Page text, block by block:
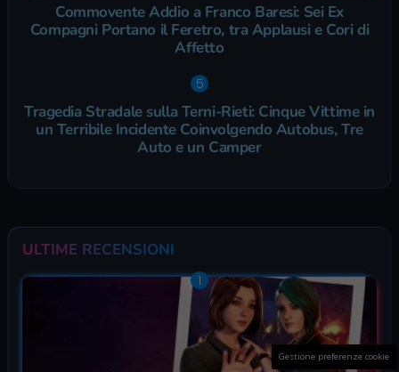
Commovente Addio a Franco Baresi: Sei Ex
Compagni Portano il Feretro, tra Applausi e Cori di
Affetto
Tragedia Stradale sulla Terni-Rieti: Cinque Vittime in
un Terribile Incidente Coinvolgendo Autobus, Tre
Auto e un Camper
ULTIME RECENSIONI
Gestione preferenze cookie